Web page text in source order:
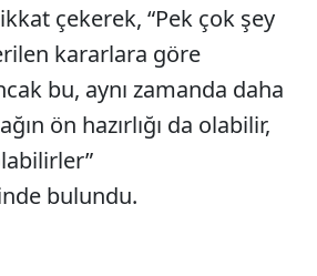
çekerek, “Pek çok şey
kararlara göre
bu, aynı zamanda daha
ön hazırlığı da olabilir,
bulundu.